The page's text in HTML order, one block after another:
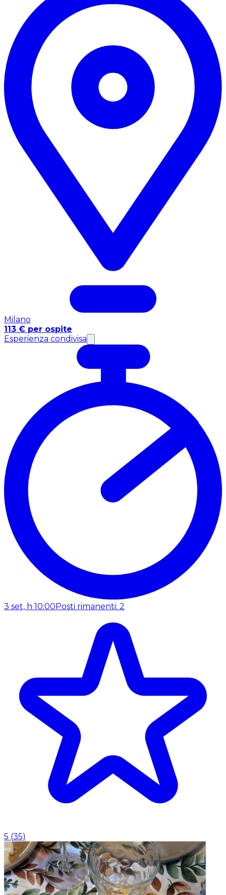
Milano
113 € per ospite
Esperienza condivisa
3 set, h 10:00Posti rimanenti: 2
5 (35)